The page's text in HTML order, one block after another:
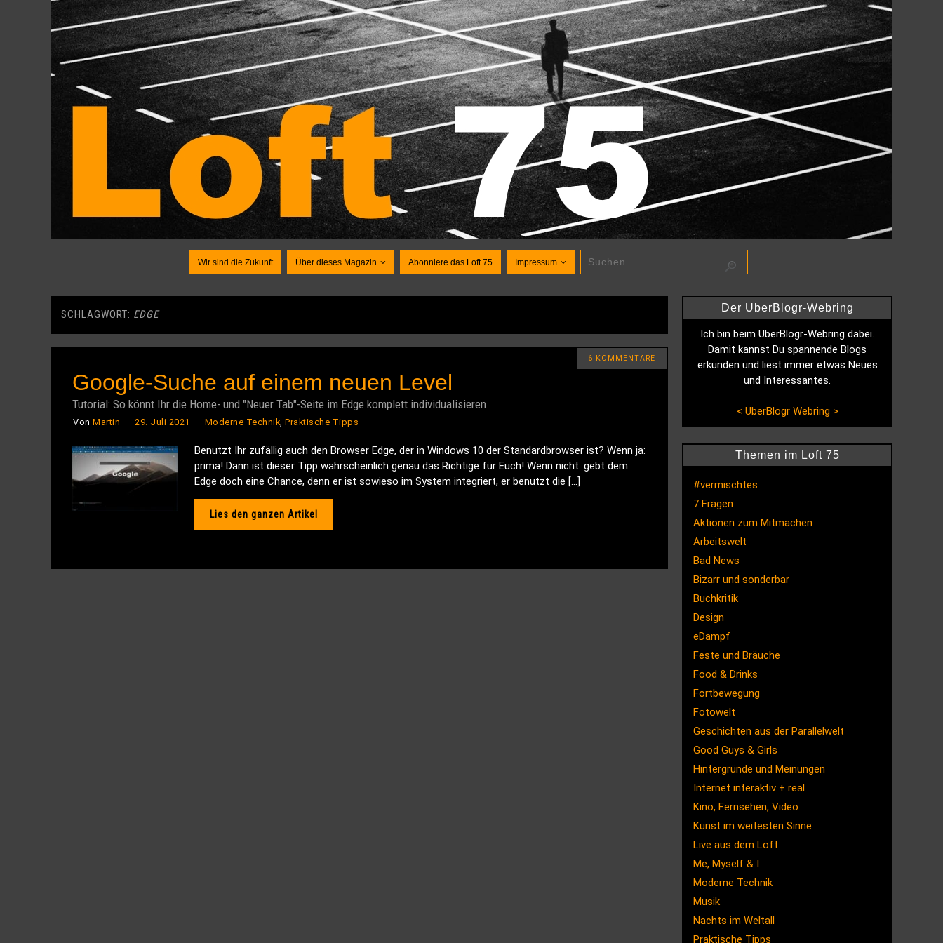
Wir sind die Zukunft Über dieses Magazin Abonniere das Loft 75 Impressum
SCHLAGWORT: EDGE
6 KOMMENTARE
Google-Suche auf einem neuen Level
Tutorial: So könnt Ihr die Home- und "Neuer Tab"-Seite im Edge komplett individualisieren
Von Martin 29. Juli 2021 Moderne Technik, Praktische Tipps
Benutzt Ihr zufällig auch den Browser Edge, der in Windows 10 der Standardbrowser ist? Wenn ja:
prima! Dann ist dieser Tipp wahrscheinlich genau das Richtige für Euch! Wenn nicht: gebt dem
Edge doch eine Chance, denn er ist sowieso im System integriert, er benutzt die […]
Lies den ganzen Artikel
Der UberBlogr-Webring
Ich bin beim UberBlogr-Webring dabei.
Damit kannst Du spannende Blogs
erkunden und liest immer etwas Neues
und Interessantes.
< UberBlogr Webring >
Themen im Loft 75
#vermischtes
7 Fragen
Aktionen zum Mitmachen
Arbeitswelt
Bad News
Bizarr und sonderbar
Buchkritik
Design
eDampf
Feste und Bräuche
Food & Drinks
Fortbewegung
Fotowelt
Geschichten aus der Parallelwelt
Good Guys & Girls
Hintergründe und Meinungen
Internet interaktiv + real
Kino, Fernsehen, Video
Kunst im weitesten Sinne
Live aus dem Loft
Me, Myself & I
Moderne Technik
Musik
Nachts im Weltall
Praktische Tipps